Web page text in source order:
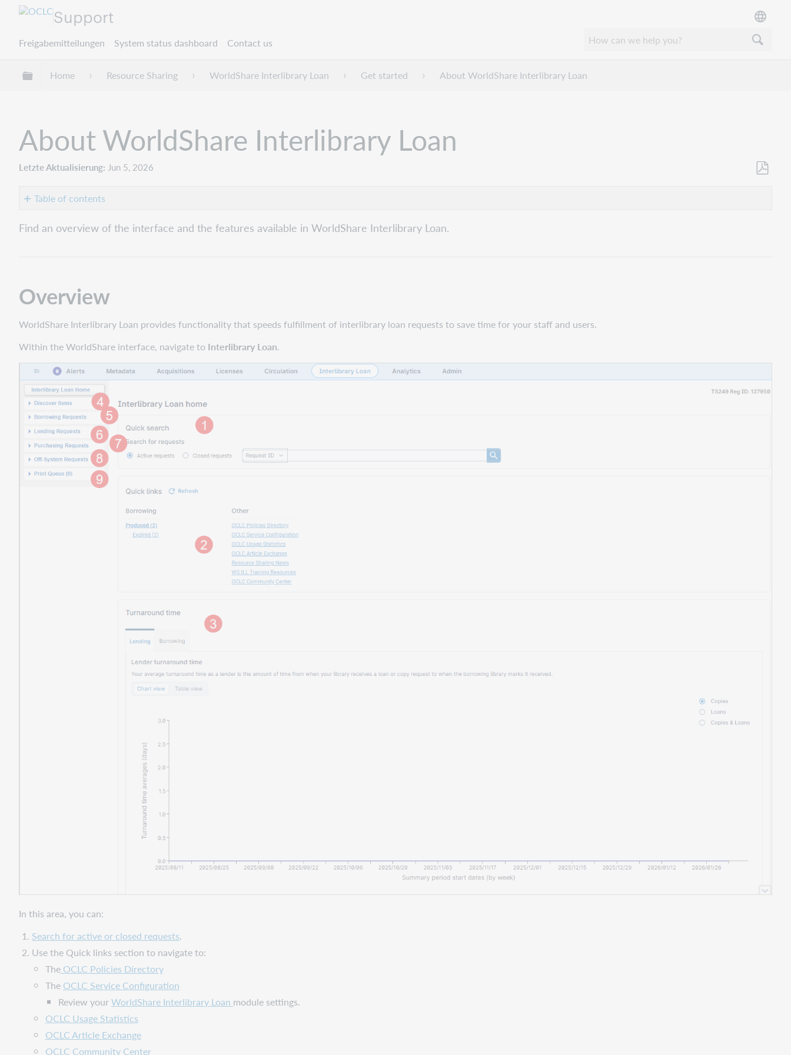
Support
Freigabemitteilungen System status dashboard Contact us
Globale Hierarchie expandieren/verbergen
Home Resource Sharing WorldShare Interlibrary Loan Get started About WorldShare Interlibrary Loan
About WorldShare Interlibrary Loan
Letzte Aktualisierung Jun 5, 2026
Table of contents
Overview
Find an overview of the interface and the features available in WorldShare Interlibrary Loan.
Overview
WorldShare Interlibrary Loan provides functionality that speeds fulfillment of interlibrary loan requests to save time for your staff and users.
Within the WorldShare interface, navigate to Interlibrary Loan.
In this area, you can:
Search for active or closed requests.
Use the Quick links section to navigate to:
TheOCLC Policies Directory
The OCLC Service Configuration
Review yourWorldShare Interlibrary Loan module settings.
OCLC Usage Statistics
OCLC Article Exchange
OCLC Community Center